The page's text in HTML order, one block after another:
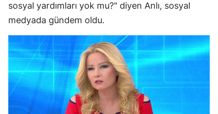
sosyal yardımları yok mu?" diyen Anlı, sosyal
medyada gündem oldu.